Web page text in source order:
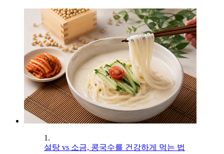
1.
설탕 vs 소금, 콩국수를 건강하게 먹는 법